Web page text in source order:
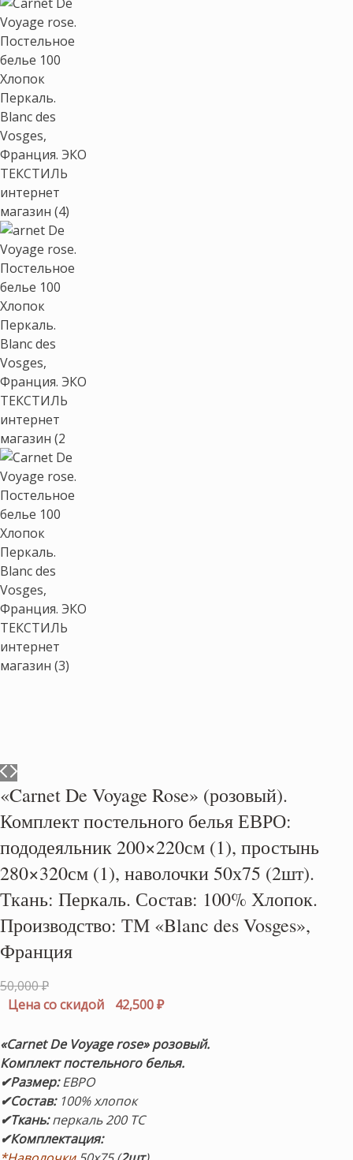
«Carnet De Voyage Rose» (розовый).
Комплект постельного белья ЕВРО:
пододеяльник 200×220см (1), простынь
280×320см (1), наволочки 50х75 (2шт).
Ткань: Перкаль. Состав: 100% Хлопок.
Производство: ТМ «Blanc des Vosges»,
Франция
50,000₽Первоначальная
цена
50,000 ₽.
Цена со скидой 42,500₽Текущая
42,500 ₽.
«Carnet De Voyage rose» розовый.
Комплектпостельного белья.
✔Размер:ЕВРО
✔Состав: 100% хлопок
✔Ткань:перкаль 200 TC
✔Комплектация: